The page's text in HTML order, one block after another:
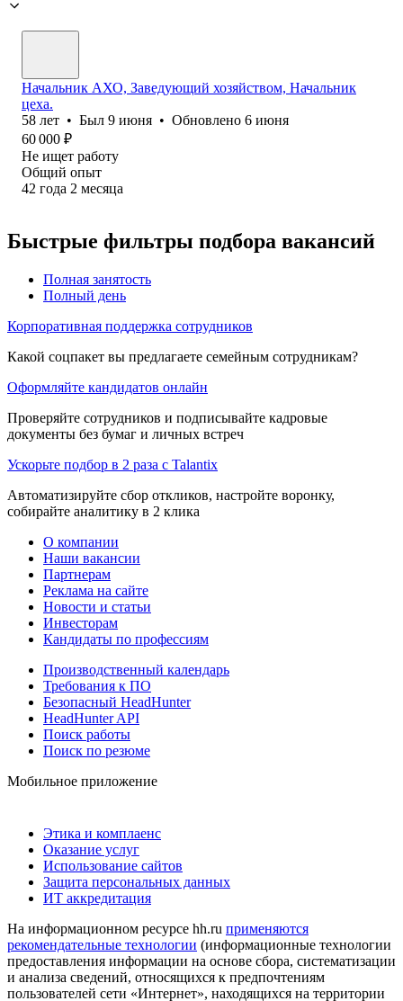
Начальник АХО, Заведующий хозяйством, Начальник
цеха.
58 лет • Был 9 июня • Обновлено 6 июня
60 000 ₽
Не ищет работу
Общий опыт
42 года 2 месяца
Быстрые фильтры подбора вакансий
Полная занятость
Полный день
Корпоративная поддержка сотрудников
Какой соцпакет вы предлагаете семейным сотрудникам?
Оформляйте кандидатов онлайн
Проверяйте сотрудников и подписывайте кадровые
документы без бумаг и личных встреч
Ускорьте подбор в 2 раза с Talantix
Автоматизируйте сбор откликов, настройте воронку,
собирайте аналитику в 2 клика
О компании
Наши вакансии
Партнерам
Реклама на сайте
Новости и статьи
Инвесторам
Кандидаты по профессиям
Производственный календарь
Требования к ПО
Безопасный HeadHunter
HeadHunter API
Поиск работы
Поиск по резюме
Мобильное приложение
Этика и комплаенс
Оказание услуг
Использование сайтов
Защита персональных данных
ИТ аккредитация
На информационном ресурсе hh.ru применяются
рекомендательные технологии (информационные технологии
предоставления информации на основе сбора, систематизации
и анализа сведений, относящихся к предпочтениям
пользователей сети «Интернет», находящихся на территории